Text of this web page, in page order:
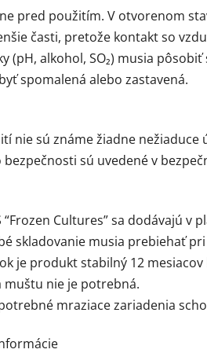
pred použitím. V otvorenom
časti, pretože kontakt so
(pH, alkohol, SO₂) musia
spomalená alebo zastavená.
nie sú známe žiadne nežiaduce
bezpečnosti sú uvedené v
“Frozen Cultures” sa dodávajú v
skladovanie musia prebiehať pri
je produkt stabilný 12
muštu nie je potrebná.
mraziace zariadenia